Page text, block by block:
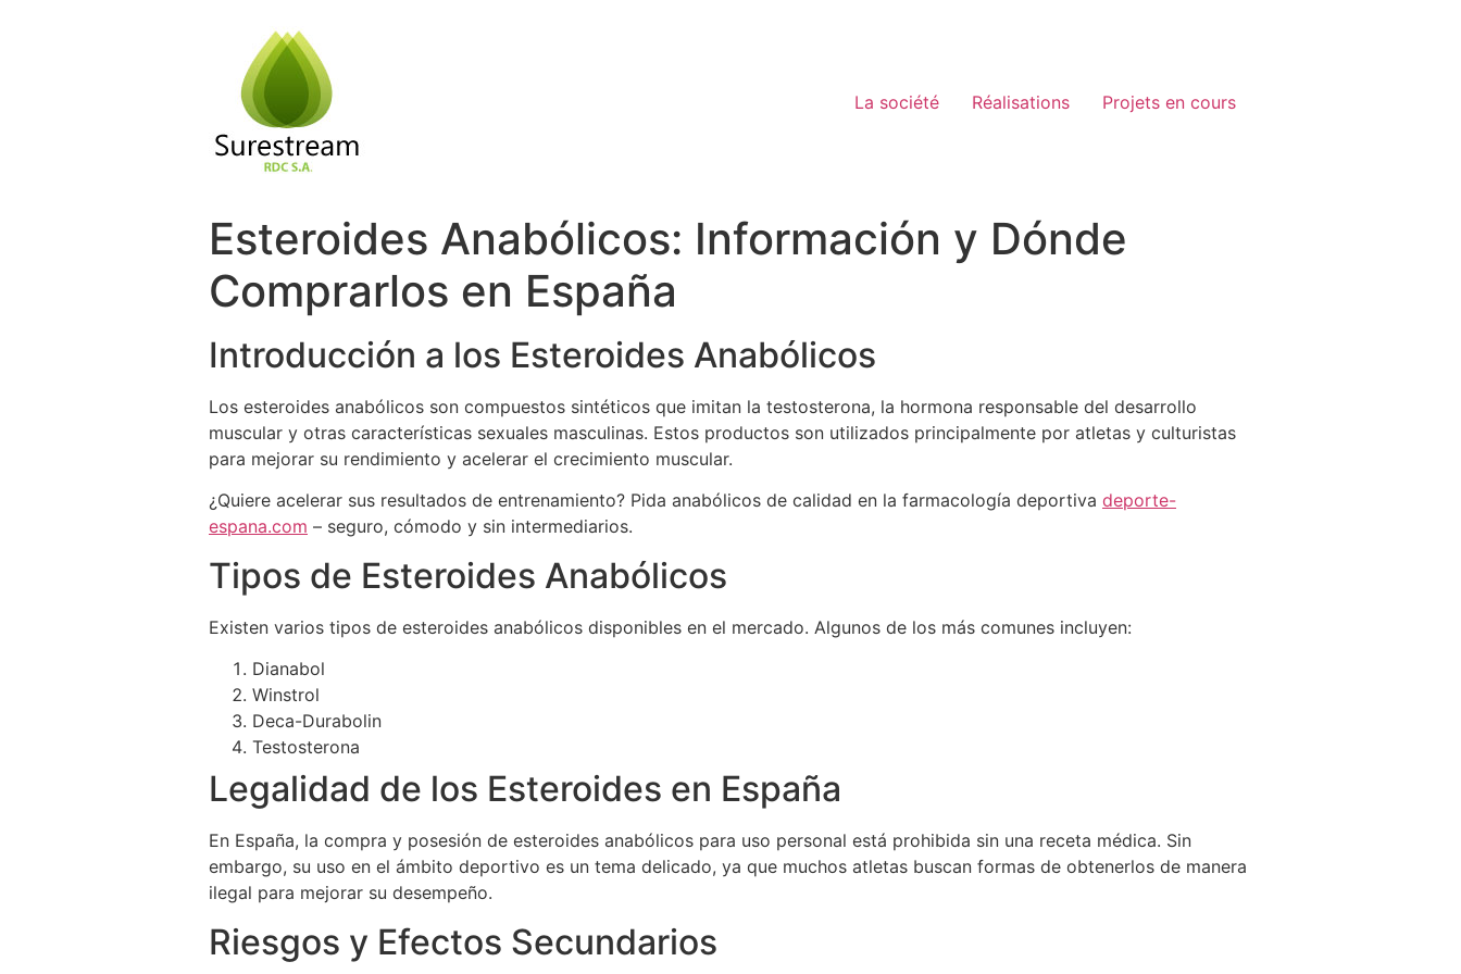
La société
Réalisations Projets en cours
Esteroides Anabólicos: Información y Dónde
Comprarlos en España
Introducción a los Esteroides Anabólicos
Los esteroides anabólicos son compuestos sintéticos que imitan la testosterona, la hormona responsable del desarrollo
muscular y otras características sexuales masculinas. Estos productos son utilizados principalmente por atletas y culturistas
para mejorar su rendimiento y acelerar el crecimiento muscular.
¿Quiere acelerar sus resultados de entrenamiento? Pida anabólicos de calidad en la farmacología deportiva deporte-
espana.com – seguro, cómodo y sin intermediarios.
Tipos de Esteroides Anabólicos
Existen varios tipos de esteroides anabólicos disponibles en el mercado. Algunos de los más comunes incluyen:
Dianabol
Winstrol
Deca-Durabolin
Testosterona
Legalidad de los Esteroides en España
En España, la compra y posesión de esteroides anabólicos para uso personal está prohibida sin una receta médica. Sin
embargo, su uso en el ámbito deportivo es un tema delicado, ya que muchos atletas buscan formas de obtenerlos de manera
ilegal para mejorar su desempeño.
Riesgos y Efectos Secundarios